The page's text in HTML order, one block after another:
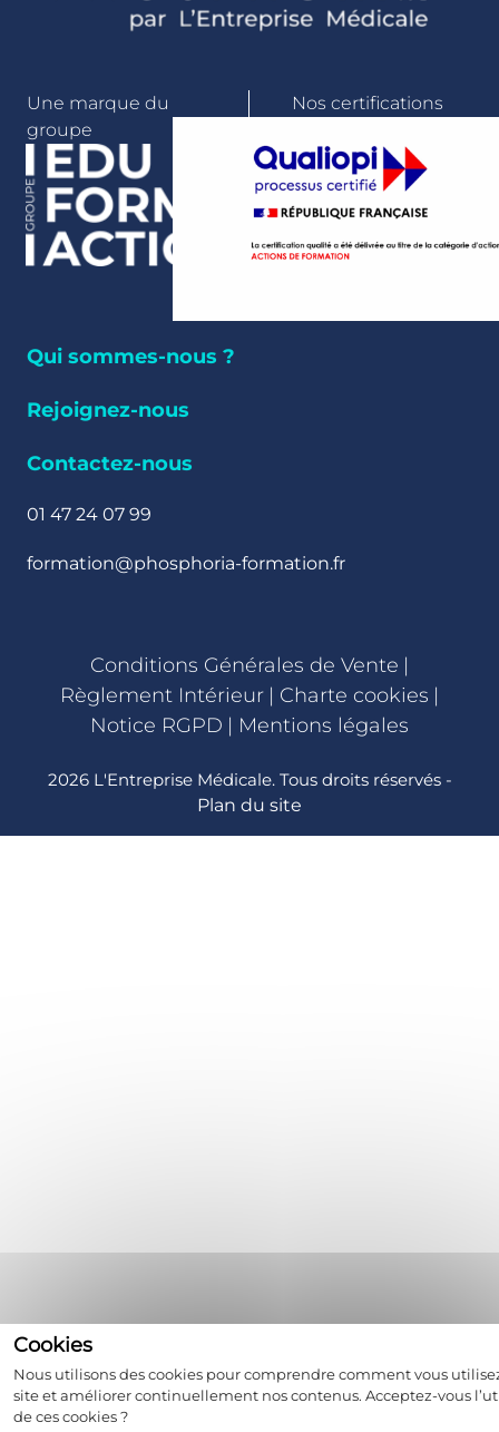
Une marque du
groupe
Nos certifications
Qui sommes-nous ?
Rejoignez-nous
Contactez-nous
01 47 24 07 99
formation@phosphoria-formation.fr
Conditions Générales de Vente |
Règlement Intérieur | Charte cookies |
Notice RGPD | Mentions légales
2026 L'Entreprise Médicale. Tous droits réservés -
Plan du site
Nous utilisons des cookies pour comprendre comment vous
site et améliorer continuellement nos contenus. Acceptez-vous
de ces cookies ?